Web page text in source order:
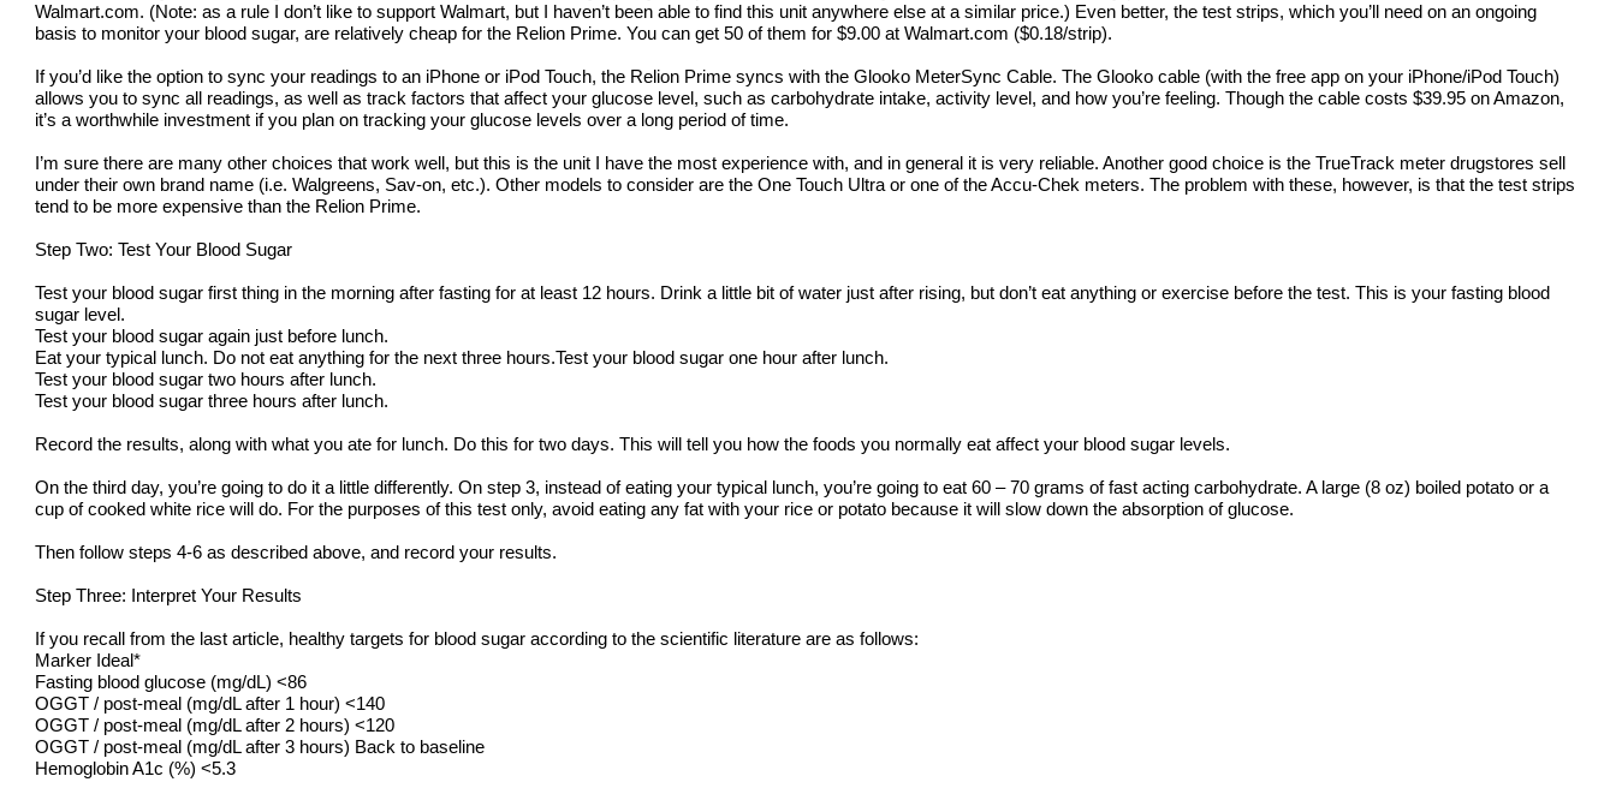
Walmart.com. (Note: as a rule I don’t like to support Walmart, but I haven’t been able to find this unit anywhere else at a similar price.) Even better, the test strips, which you’ll need on an ongoing
basis to monitor your blood sugar, are relatively cheap for the Relion Prime. You can get 50 of them for $9.00 at Walmart.com ($0.18/strip).
If you’d like the option to sync your readings to an iPhone or iPod Touch, the Relion Prime syncs with the Glooko MeterSync Cable. The Glooko cable (with the free app on your iPhone/iPod Touch)
allows you to sync all readings, as well as track factors that affect your glucose level, such as carbohydrate intake, activity level, and how you’re feeling. Though the cable costs $39.95 on Amazon,
it’s a worthwhile investment if you plan on tracking your glucose levels over a long period of time.
I’m sure there are many other choices that work well, but this is the unit I have the most experience with, and in general it is very reliable. Another good choice is the TrueTrack meter drugstores sell
under their own brand name (i.e. Walgreens, Sav-on, etc.). Other models to consider are the One Touch Ultra or one of the Accu-Chek meters. The problem with these, however, is that the test strips
tend to be more expensive than the Relion Prime.
Step Two: Test Your Blood Sugar
Test your blood sugar first thing in the morning after fasting for at least 12 hours. Drink a little bit of water just after rising, but don’t eat anything or exercise before the test. This is your fasting blood
sugar level.
Test your blood sugar again just before lunch.
Eat your typical lunch. Do not eat anything for the next three hours.Test your blood sugar one hour after lunch.
Test your blood sugar two hours after lunch.
Test your blood sugar three hours after lunch.
Record the results, along with what you ate for lunch. Do this for two days. This will tell you how the foods you normally eat affect your blood sugar levels.
On the third day, you’re going to do it a little differently. On step 3, instead of eating your typical lunch, you’re going to eat 60 – 70 grams of fast acting carbohydrate. A large (8 oz) boiled potato or a
cup of cooked white rice will do. For the purposes of this test only, avoid eating any fat with your rice or potato because it will slow down the absorption of glucose.
Then follow steps 4-6 as described above, and record your results.
Step Three: Interpret Your Results
If you recall from the last article, healthy targets for blood sugar according to the scientific literature are as follows:
Marker Ideal*
Fasting blood glucose (mg/dL) <86
OGGT / post-meal (mg/dL after 1 hour) <140
OGGT / post-meal (mg/dL after 2 hours) <120
OGGT / post-meal (mg/dL after 3 hours) Back to baseline
Hemoglobin A1c (%) <5.3